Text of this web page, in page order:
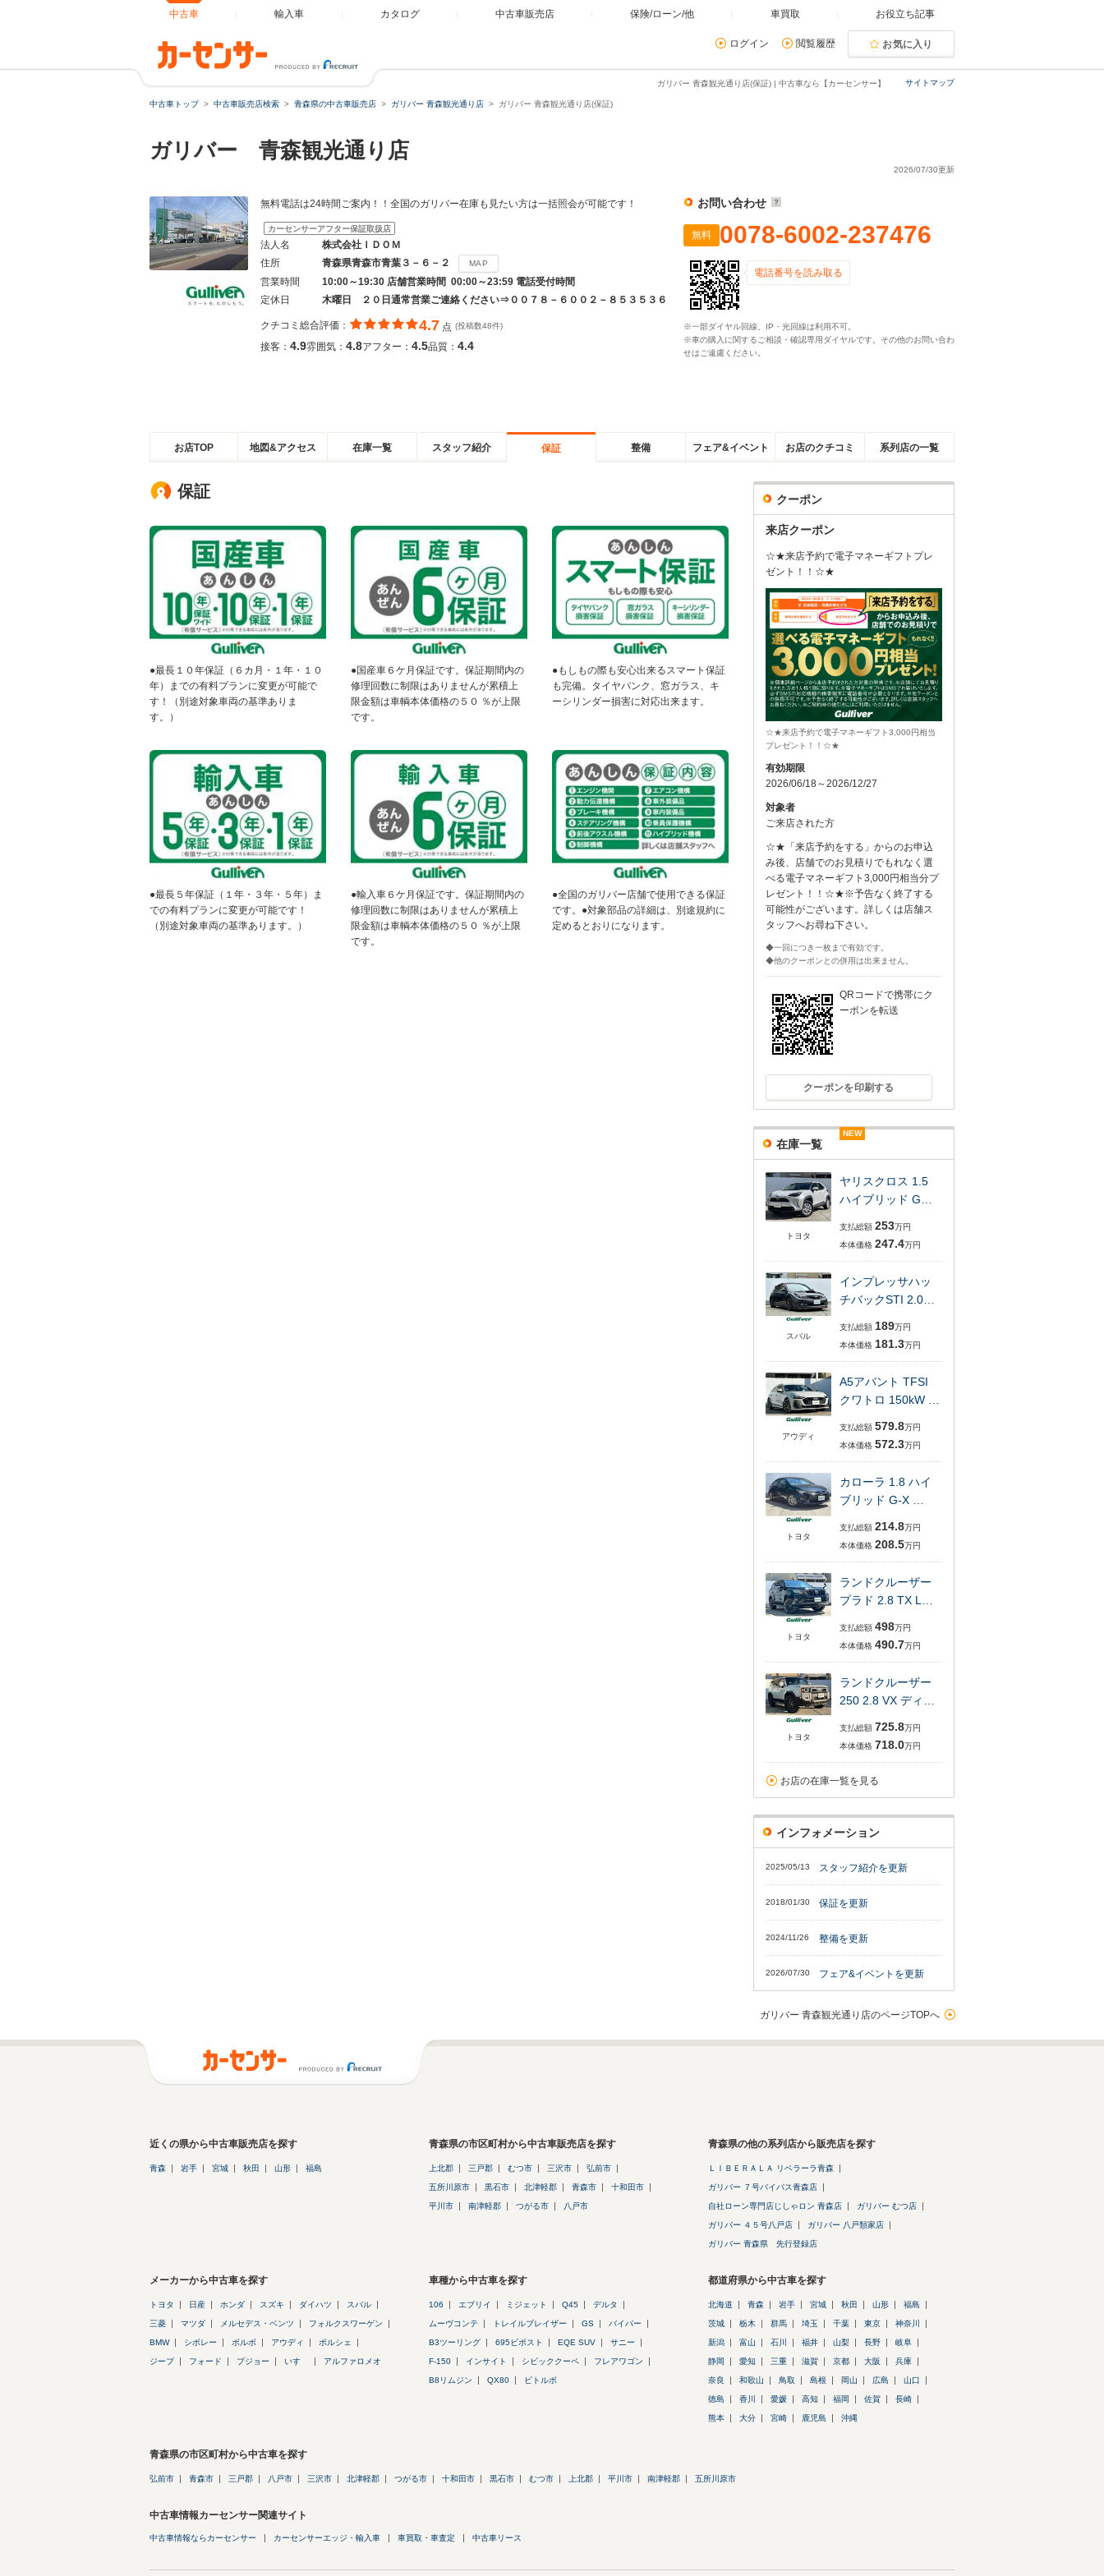
中古車 輸入車 カタログ 中古車販売店 保険/ローン/他 車買取 お役立ち記事
ログイン 閲覧履歴 お気に入り
サイトマップ
ガリバー 青森観光通り店(保証) | 中古車なら【カーセンサー】
中古車トップ 中古車販売店検索 青森県の中古車販売店 ガリバー 青森観光通り店 ガリバー 青森観光通り店(保証)
ガリバー 青森観光通り店
2026/07/30更新
無料電話は24時間ご案内！！全国のガリバー在庫も見たい方は一括照会が可能です！
カーセンサーアフター保証取扱店
法人名
株式会社ＩＤＯＭ
住所
青森県青森市青葉３－６－２ MAP
営業時間
10:00～19:30 店舗営業時間 00:00～23:59 電話受付時間
定休日
木曜日 ２０日通常営業ご連絡ください⇒００７８－６００２－８５３５３６
クチコミ総合評価： 4.7 点 (投稿数48件)
接客： 4.9雰囲気： 4.8アフター： 4.5品質： 4.4
お問い合わせ
無料 0078-6002-237476
電話番号を読み取る
※一部ダイヤル回線、IP・光回線は利用不可。
※車の購入に関するご相談・確認専用ダイヤルです。その他のお問い合わ
せはご遠慮ください。
お店TOP 地図&アクセス 在庫一覧 スタッフ紹介 保証 整備 フェア&イベント お店のクチコミ 系列店の一覧
保証
●最長１０年保証（６カ月・１年・１０
年）までの有料プランに変更が可能で
す！（別途対象車両の基準ありま
す。）
●国産車６ケ月保証です。保証期間内の
修理回数に制限はありませんが累積上
限金額は車輌本体価格の５０ ％が上限
です。
●もしもの際も安心出来るスマート保証
も完備。タイヤパンク、窓ガラス、キ
ーシリンダー損害に対応出来ます。
●最長５年保証（１年・３年・５年）ま
での有料プランに変更が可能です！
（別途対象車両の基準あります。）
●輸入車６ケ月保証です。保証期間内の
修理回数に制限はありませんが累積上
限金額は車輌本体価格の５０ ％が上限
です。
●全国のガリバー店舗で使用できる保証
です。●対象部品の詳細は、別途規約に
定めるとおりになります。
クーポン
来店クーポン
☆★来店予約で電子マネーギフトプレ
ゼント！！☆★
☆★来店予約で電子マネーギフト3,000円相当
プレゼント！！☆★
有効期限
2026/06/18～2026/12/27
対象者
ご来店された方
☆★「来店予約をする」からのお申込
み後、店舗でのお見積りでもれなく選
べる電子マネーギフト3,000円相当分プ
レゼント！！☆★※予告なく終了する
可能性がございます。詳しくは店舗ス
タッフへお尋ね下さい。
◆一回につき一枚まで有効です。
◆他のクーポンとの併用は出来ません。
QRコードで携帯にク
ーポンを転送
クーポンを印刷する
在庫一覧
トヨタ
NEW
ヤリスクロス 1.5
ハイブリッド G…
支払総額 253万円
本体価格 247.4万円
スバル
NEW
インプレッサハッ
チバックSTI 2.0…
支払総額 189万円
本体価格 181.3万円
アウディ
NEW
A5アバント TFSI
クワトロ 150kW …
支払総額 579.8万円
本体価格 572.3万円
トヨタ
NEW
カローラ 1.8 ハイ
ブリッド G-X …
支払総額 214.8万円
本体価格 208.5万円
トヨタ
NEW
ランドクルーザー
プラド 2.8 TX L…
支払総額 498万円
本体価格 490.7万円
トヨタ
NEW
ランドクルーザー
250 2.8 VX ディ…
支払総額 725.8万円
本体価格 718.0万円
お店の在庫一覧を見る
インフォメーション
2025/05/13 スタッフ紹介を更新
2018/01/30 保証を更新
2024/11/26 整備を更新
2026/07/30 フェア&イベントを更新
ガリバー 青森観光通り店のページTOPへ
近くの県から中古車販売店を探す
青森 岩手 宮城 秋田 山形 福島
青森県の市区町村から中古車販売店を探す
上北郡 三戸郡 むつ市 三沢市 弘前市
五所川原市 黒石市 北津軽郡 青森市 十和田市
平川市 南津軽郡 つがる市 八戸市
青森県の他の系列店から販売店を探す
ＬＩＢＥＲＡＬＡ リベラーラ青森
ガリバー ７号バイパス青森店
自社ローン専門店じしゃロン 青森店 ガリバー むつ店
ガリバー ４５号八戸店 ガリバー 八戸類家店
ガリバー 青森県 先行登録店
メーカーから中古車を探す
トヨタ 日産 ホンダ スズキ ダイハツ スバル
三菱 マツダ メルセデス・ベンツ フォルクスワーゲン
BMW シボレー ボルボ アウディ ポルシェ
ジープ フォード プジョー いすゞ アルファロメオ
車種から中古車を探す
106 エブリイ ミジェット Q45 デルタ
ムーヴコンテ トレイルブレイザー GS バイパー
B3ツーリング 695ビポスト EQE SUV サニー
F-150 インサイト シビッククーペ フレアワゴン
B8リムジン QX80 ビトルボ
都道府県から中古車を探す
北海道 青森 岩手 宮城 秋田 山形 福島
茨城 栃木 群馬 埼玉 千葉 東京 神奈川
新潟 富山 石川 福井 山梨 長野 岐阜
静岡 愛知 三重 滋賀 京都 大阪 兵庫
奈良 和歌山 鳥取 島根 岡山 広島 山口
徳島 香川 愛媛 高知 福岡 佐賀 長崎
熊本 大分 宮崎 鹿児島 沖縄
青森県の市区町村から中古車を探す
弘前市 青森市 三戸郡 八戸市 三沢市 北津軽郡 つがる市 十和田市 黒石市 むつ市 上北郡 平川市 南津軽郡 五所川原市
中古車情報カーセンサー関連サイト
中古車情報ならカーセンサー カーセンサーエッジ・輸入車 車買取・車査定 中古車リース